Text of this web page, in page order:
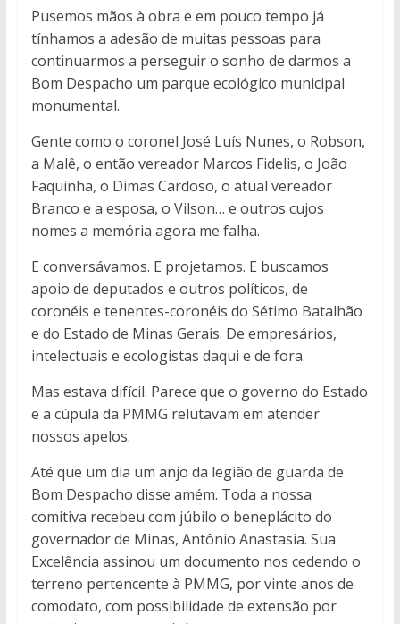
Pusemos mãos à obra e em pouco tempo já
tínhamos a adesão de muitas pessoas para
continuarmos a perseguir o sonho de darmos a
Bom Despacho um parque ecológico municipal
monumental.
Gente como o coronel José Luís Nunes, o Robson,
a Malê, o então vereador Marcos Fidelis, o João
Faquinha, o Dimas Cardoso, o atual vereador
Branco e a esposa, o Vilson… e outros cujos
nomes a memória agora me falha.
E conversávamos. E projetamos. E buscamos
apoio de deputados e outros políticos, de
coronéis e tenentes-coronéis do Sétimo Batalhão
e do Estado de Minas Gerais. De empresários,
intelectuais e ecologistas daqui e de fora.
Mas estava difícil. Parece que o governo do Estado
e a cúpula da PMMG relutavam em atender
nossos apelos.
Até que um dia um anjo da legião de guarda de
Bom Despacho disse amém. Toda a nossa
comitiva recebeu com júbilo o beneplácito do
governador de Minas, Antônio Anastasia. Sua
Excelência assinou um documento nos cedendo o
terreno pertencente à PMMG, por vinte anos de
comodato, com possibilidade de extensão por